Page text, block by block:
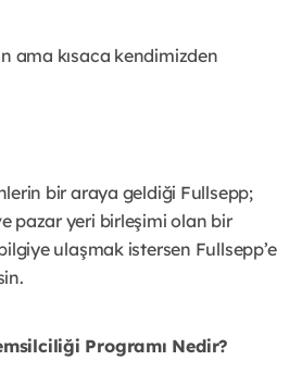
ama kısaca kendimizden
bir araya geldiği Fullsepp;
pazar yeri birleşimi olan bir
ulaşmak istersen Fullsepp’e
Programı Nedir?